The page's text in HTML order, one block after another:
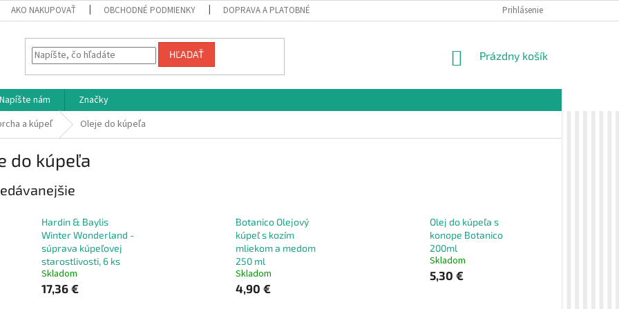
AKO NAKUPOVAŤ OBCHODNÉ PODMIENKY DOPRAVA A PLATOBNÉ PODMIENKY VZORKOVÁ PREDAJŇA
Prihlásenie
HĽADAŤ
NÁKUPNÝ
Prázdny košík
Napíšte nám
Značky
a kúpeľ Oleje do kúpeľa
do kúpeľa
Hardin & Baylis
Winter Wonderland -
súprava kúpeľovej
starostlivosti, 6 ks
Skladom
17,36 €
Botanico Olejový
kúpeľ s kozím
mliekom a medom
250 ml
Skladom
4,90 €
Olej do kúpeľa s
konope Botanico
200ml
Skladom
5,30 €